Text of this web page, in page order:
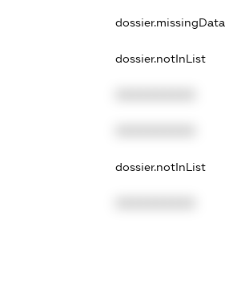
dossier.missingData
dossier.notInList
dossier.notInList